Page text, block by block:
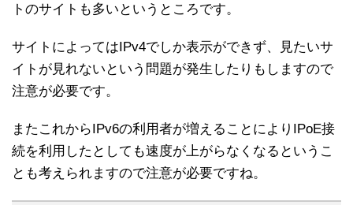
トのサイトも多いというところです。
サイトによってはIPv4でしか表示ができず、見たいサ
イトが見れないという問題が発生したりもしますので
注意が必要です。
またこれからIPv6の利用者が増えることによりIPoE接
続を利用したとしても速度が上がらなくなるというこ
とも考えられますので注意が必要ですね。